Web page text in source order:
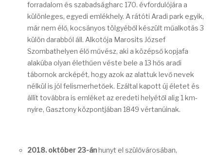
forradalom és szabadságharc 170. évfordulójára a
különleges, egyedi emlékhely. A rátóti Aradi park egyik,
már nem élő, kocsányos tölgyéből készült műalkotás 3
külön darabból áll. Alkotója Marosits József
Szombathelyen élő művész, aki a középső kopjafa
alakúba olyan élethűen véste bele a 13 hős aradi
tábornok arcképét, hogy azok az alattuk levő nevek
nélkül is jól felismerhetőek. Ezáltal kapott új életet és
állít továbbra is emléket az eredeti helyétől alig 1 km-
nyire, Gasztony központjában 1849 vértanúinak.
2018. október 23-ánhunyt el szülővárosában,